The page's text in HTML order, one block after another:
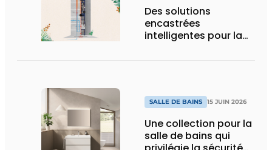
Des solutions
encastrées
intelligentes pour la
SALLE DE BAINS 15 JUIN 2026
Une collection pour la
salle de bains qui